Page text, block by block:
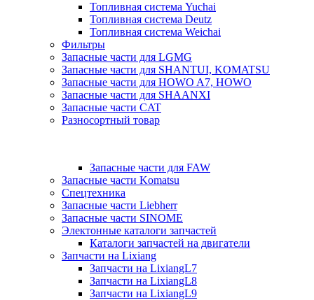
Топливная система Yuchai
Топливная система Deutz
Топливная система Weichai
Фильтры
Запасные части для LGMG
Запасные части для SHANTUI, KOMATSU
Запасные части для HOWO A7, HOWO
Запасные части для SHAANXI
Запасные части CAT
Разносортный товар
Запасные части для FAW
Запасные части Komatsu
Спецтехника
Запасные части Liebherr
Запасные части SINOME
Электонные каталоги запчастей
Каталоги запчастей на двигатели
Запчасти на Lixiang
Запчасти на LixiangL7
Запчасти на LixiangL8
Запчасти на LixiangL9